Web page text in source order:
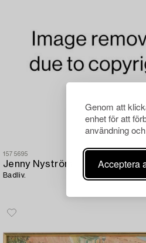
Genom att
enhet för att
användning
Acceptera
1575695
Jenny Nyström
Badliv.